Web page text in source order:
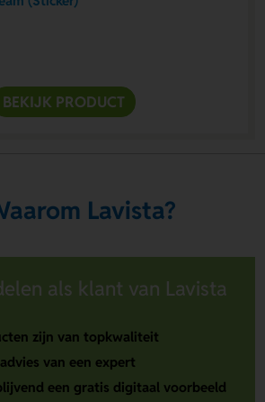
BEKIJK PRODUCT
Lavista?
als klant van Lavista
zijn van topkwaliteit
van een expert
een gratis digitaal voorbeeld